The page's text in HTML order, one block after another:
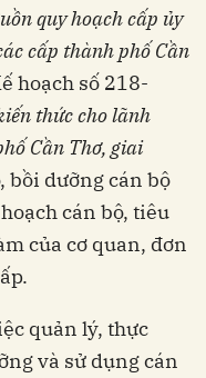
quy hoạch cấp ủy
cấp thành phố Cần
hoạch số 218-
thức cho lãnh
Cần Thơ, giai
bồi dưỡng cán bộ
cán bộ, tiêu
của cơ quan, đơn
quản lý, thực
và sử dụng cán